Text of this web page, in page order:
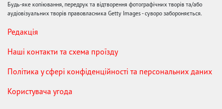
Будь-яке копіювання, передрук та відтворення фотографічних творів та/або
аудіовізуальних творів правовласника Getty Images - суворо забороняється.
Редакція
Наші контакти та схема проїзду
Політика у сфері конфіденційності та персональних даних
Користувача угода